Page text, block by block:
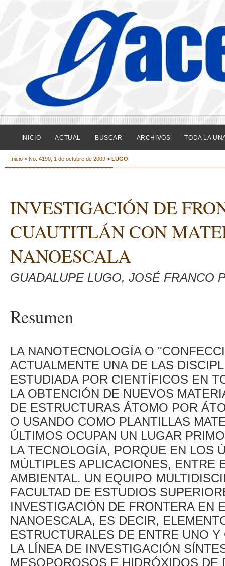
INICIO ACTUAL BUSCAR ARCHIVOS TODA LA
Inicio > No. 4190, 1 de octubre de 2009 > LUGO
INVESTIGACIÓN DE
CUAUTITLÁN CON
NANOESCALA
GUADALUPE LUGO, JOSÉ FRANCO
Resumen
LA NANOTECNOLOGÍA O
ACTUALMENTE UNA DE LAS
ESTUDIADA POR CIENTÍFICOS EN
LA OBTENCIÓN DE NUEVOS
DE ESTRUCTURAS ÁTOMO POR
O USANDO COMO PLANTILLAS
ÚLTIMOS OCUPAN UN LUGAR
LA TECNOLOGÍA, PORQUE EN LOS
MÚLTIPLES APLICACIONES, ENTRE
AMBIENTAL. UN EQUIPO
FACULTAD DE ESTUDIOS
INVESTIGACIÓN DE FRONTERA EN
NANOESCALA, ES DECIR,
ESTRUCTURALES DE ENTRE UNO
LA LÍNEA DE INVESTIGACIÓN
MESOPOROSOS E HIDRÓXIDOS